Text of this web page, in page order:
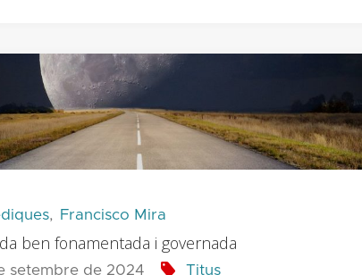
, Francisco Mira
ben fonamentada i governada
setembre de 2024 Titus